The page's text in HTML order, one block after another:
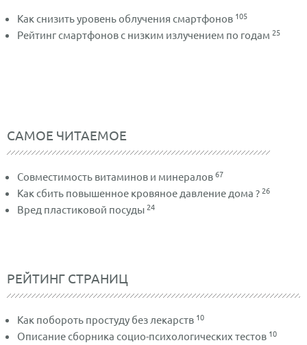
Как снизить уровень облучения смартфонов 105
Рейтинг смартфонов с низким излучением по годам 25
САМОЕ ЧИТАЕМОЕ
Совместимость витаминов и минералов67
Как сбить повышенное кровяное давление дома ? 26
Вред пластиковой посуды 24
РЕЙТИНГ СТРАНИЦ
Как побороть простуду без лекарств 10
Описание сборника социо-психологических тестов 10